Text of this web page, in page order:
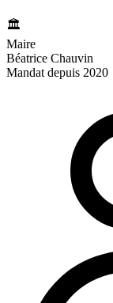
🏛️
Maire
Béatrice Chauvin
Mandat depuis 2020